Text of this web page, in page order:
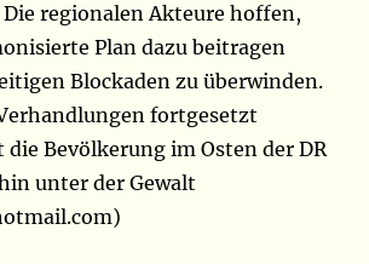
regionalen Akteure hoffen,
Plan dazu beitragen
Blockaden zu überwinden.
fortgesetzt
die Bevölkerung im Osten der DR
unter der Gewalt